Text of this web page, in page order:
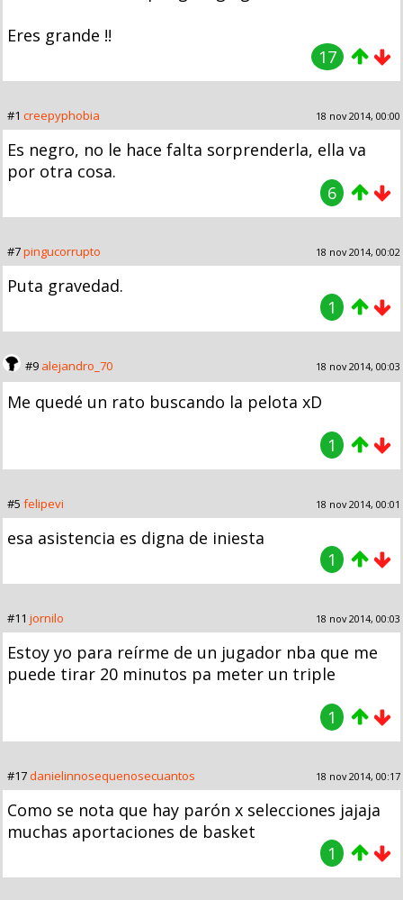
Eres grande !!
17
#1 creepyphobia 18 nov 2014, 00:00
Es negro, no le hace falta sorprenderla, ella va
por otra cosa.
6
#7pingucorrupto 18 nov 2014, 00:02
Puta gravedad.
1
#9 alejandro_70 18 nov 2014, 00:03
Me quedé un rato buscando la pelota xD
1
#5 felipevi 18 nov 2014, 00:01
esa asistencia es digna de iniesta
1
#11 jornilo 18 nov 2014, 00:03
Estoy yo para reírme de un jugador nba que me
puede tirar 20 minutos pa meter un triple
1
#17danielinnosequenosecuantos 18 nov 2014, 00:17
Como se nota que hay parón x selecciones jajaja
muchas aportaciones de basket
1